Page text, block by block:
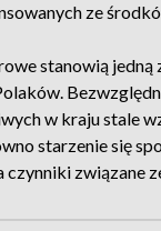
ze
stanowią jedną
w kraju stale
starzenie się
czynniki związane